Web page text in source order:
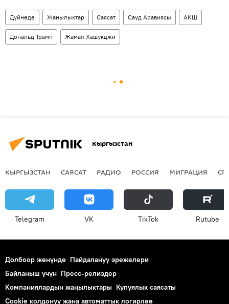
Дүйнөдө Жаңылыктар Саясат Сауд Аравиясы АКШ
Дональд Трамп Жамал Хашукджи
Кыргызстан
КЫРГЫЗСТАН САЯСАТ РАДИО РОССИЯ МИГРАЦИЯ
Telegram VK ТikТоk Rutube
Долбоор жөнүндө Пайдалануу эрежелери
Байланыш үчүн Пресс-релиздер
Компаниялардын жаңылыктары Купуялык саясаты
Cookie колдонуу жана автоматтык логирлөө